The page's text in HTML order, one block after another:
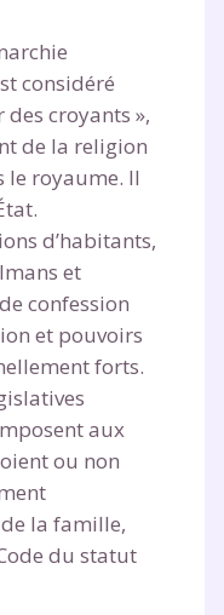
considéré
croyants »,
de la religion
le royaume. Il
d’habitants,
et
confession
et pouvoirs
forts.
aux
ou non
la famille,
du statut